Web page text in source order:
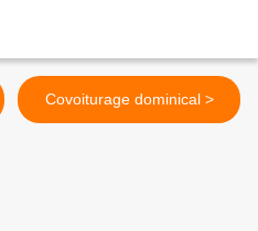
Covoiturage dominical >